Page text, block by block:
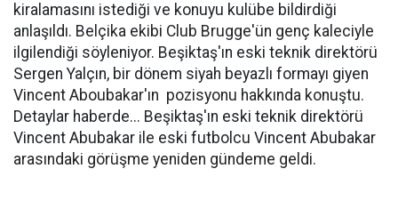
kiralamasını istediği ve konuyu kulübe bildirdiği
anlaşıldı. Belçika ekibi Club Brugge'ün genç kaleciyle
ilgilendiği söyleniyor. Beşiktaş'ın eski teknik direktörü
Sergen Yalçın, bir dönem siyah beyazlı formayı giyen
Vincent Aboubakar'ın pozisyonu hakkında konuştu.
Detaylar haberde... Beşiktaş'ın eski teknik direktörü
Vincent Abubakar ile eski futbolcu Vincent Abubakar
arasındaki görüşme yeniden gündeme geldi.